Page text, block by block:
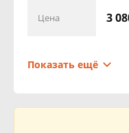
Цена 3
Показать ещё